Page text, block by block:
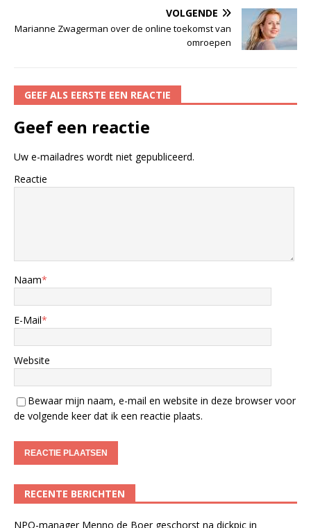
VOLGENDE
Marianne Zwagerman over de online toekomst van
omroepen
GEEF ALS EERSTE EEN REACTIE
Geef een reactie
Uw e-mailadres wordt niet gepubliceerd.
Reactie
Naam*
E-Mail*
Website
Bewaar mijn naam, e-mail en website in deze browser voor
de volgende keer dat ik een reactie plaats.
RECENTE BERICHTEN
NPO-manager Menno de Boer geschorst na dickpic in